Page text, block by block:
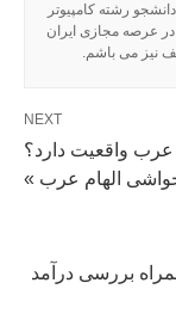
رشته کامپیوتر
در عرصه مجازی ایران
NEXT
عرب واقعیت دارد؟
الهام عرب »
بررسی درآمد